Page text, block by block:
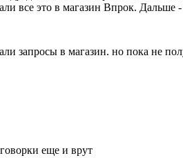
все это в магазин Впрок.
запросы в магазин. но пока не
еще и врут